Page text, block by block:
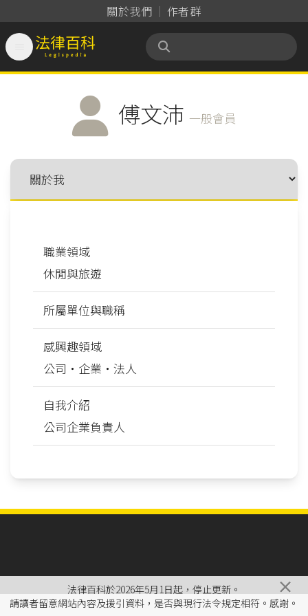
關於我們 作者群
法律百科 Legispedia
傅文沛 一般會員
職業領域
休閒與旅遊
所屬單位與職稱
感興趣領域
公司‧企業‧法人
自我介紹
公司企業負責人
法律百科於2026年5月1日起，停止更新。
請讀者留意網站內容及援引資料，是否與現行法令規定相符。感謝。
×